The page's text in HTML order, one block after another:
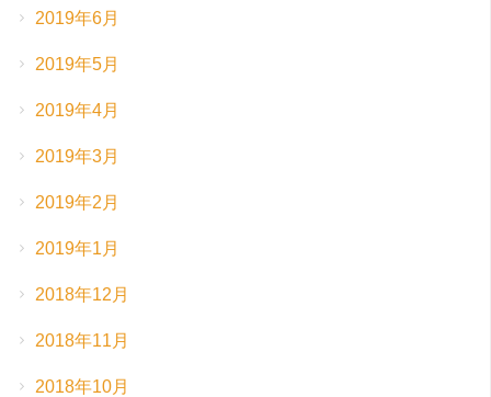
2019年6月
2019年5月
2019年4月
2019年3月
2019年2月
2019年1月
2018年12月
2018年11月
2018年10月